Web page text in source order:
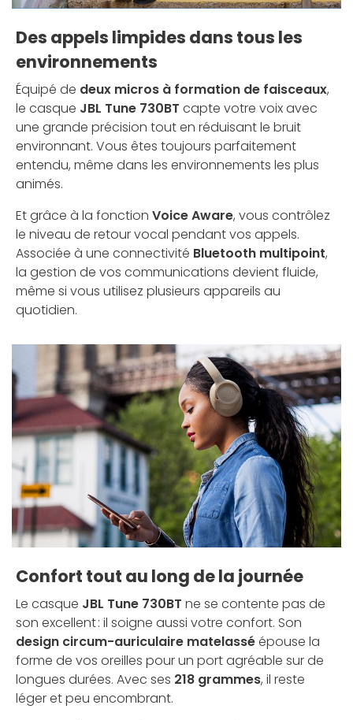
Des appels limpides dans tous les
environnements
Équipé de deux micros à formation de faisceaux,
le casque JBL Tune 730BT capte votre voix avec
une grande précision tout en réduisant le bruit
environnant. Vous êtes toujours parfaitement
entendu, même dans les environnements les plus
animés.
Et grâce à la fonction Voice Aware, vous contrôlez
le niveau de retour vocal pendant vos appels.
Associée à une connectivité Bluetooth multipoint,
la gestion de vos communications devient fluide,
même si vous utilisez plusieurs appareils au
quotidien.
Confort tout au long de la journée
Le casque JBL Tune 730BT ne se contente pas de
son excellent : il soigne aussi votre confort. Son
design circum-auriculaire matelasséépouse la
forme de vos oreilles pour un port agréable sur de
longues durées. Avec ses 218 grammes, il reste
léger et peu encombrant.